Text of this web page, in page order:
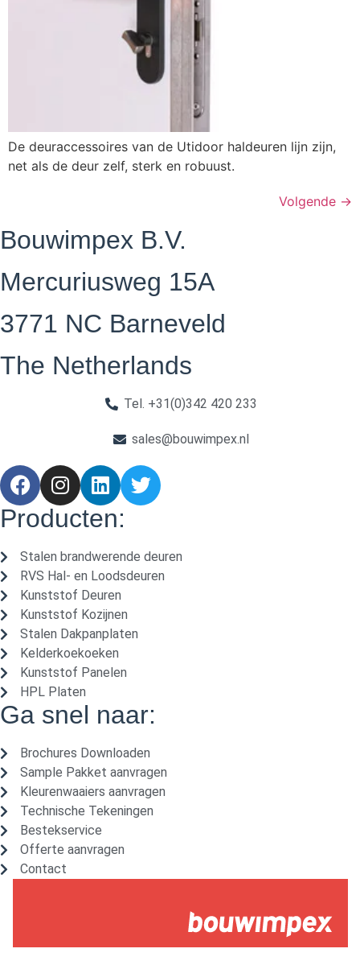
De deuraccessoires van de Utidoor haldeuren lijn zijn,
net als de deur zelf, sterk en robuust.
Volgende →
Bouwimpex B.V.
Mercuriusweg 15A
3771 NC Barneveld
The Netherlands
Tel. +31(0)342 420 233
sales@bouwimpex.nl
Producten:
Stalen brandwerende deuren
RVS Hal- en Loodsdeuren
Kunststof Deuren
Kunststof Kozijnen
Stalen Dakpanplaten
Kelderkoekoeken
Kunststof Panelen
HPL Platen
Ga snel naar:
Brochures Downloaden
Sample Pakket aanvragen
Kleurenwaaiers aanvragen
Technische Tekeningen
Bestekservice
Offerte aanvragen
Contact